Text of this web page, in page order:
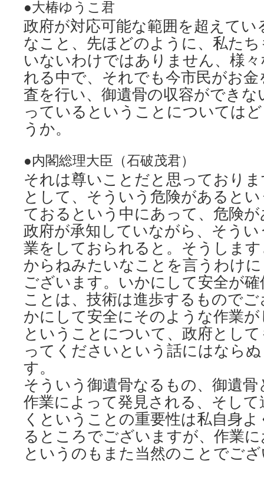
●大椿ゆうこ君
政府が対応可能な範囲を超えて
なこと、先ほどのように、私た
いないわけではありません、様
れる中で、それでも今市民がお
査を行い、御遺骨の収容ができ
っているということについては
うか。
●内閣総理大臣（石破茂君）
それは尊いことだと思っており
として、そういう危険があると
ておるという中にあって、危険
政府が承知していながら、そう
業をしておられると。そうしま
からねみたいなことを言うわけ
ございます。いかにして安全が
ことは、技術は進歩するもので
かにして安全にそのような作業
ということについて、政府とし
ってくださいという話にはなら
す。
そういう御遺骨なるもの、御遺
作業によって発見される、そし
くということの重要性は私自身
るところでございますが、作業
というのもまた当然のことでご